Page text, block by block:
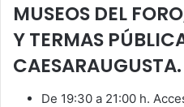
MUSEOS DEL
Y TERMAS
CAESARAUGUSTA.
De 19:30 a 21:00 h.